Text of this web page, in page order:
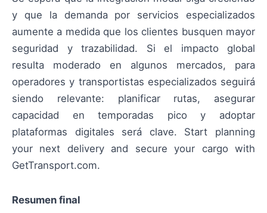
y que la demanda por servicios especializados
aumente a medida que los clientes busquen mayor
seguridad y trazabilidad. Si el impacto global
resulta moderado en algunos mercados, para
operadores y transportistas especializados seguirá
siendo relevante: planificar rutas, asegurar
capacidad en temporadas pico y adoptar
plataformas digitales será clave. Start planning
your next delivery and secure your cargo with
GetTransport.com.
Resumen final